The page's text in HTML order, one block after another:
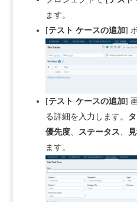
ます。
[テスト ケースの追加]
[テスト ケースの追加]
る詳細を入力します。
優先度、 ステータス、
ます。